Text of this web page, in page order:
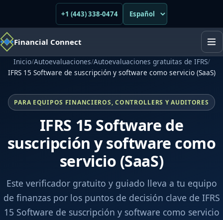
+1 (443) 338-0474
Financial Connect
Inicio/Autoevaluaciones/Autoevaluaciones gratuitas de IFRS/
IFRS 15 Software de suscripción y software como servicio (SaaS)
PARA EQUIPOS FINANCIEROS, CONTROLLERS Y AUDITORES
IFRS 15 Software de
suscripción y software como
servicio (SaaS)
Este verificador gratuito y guiado lleva a tu equipo
de finanzas por los puntos de decisión clave de IFRS
15 Software de suscripción y software como servicio